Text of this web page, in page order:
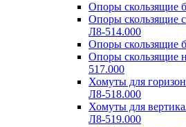
Опоры скользящие
Опоры скользящие
Л8-514.000
Опоры скользящие
Опоры скользящие
517.000
Хомуты для
Л8-518.000
Хомуты для
Л8-519.000